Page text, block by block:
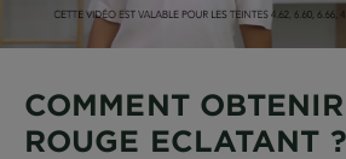
COMMENT
ROUGE ECLATANT ?